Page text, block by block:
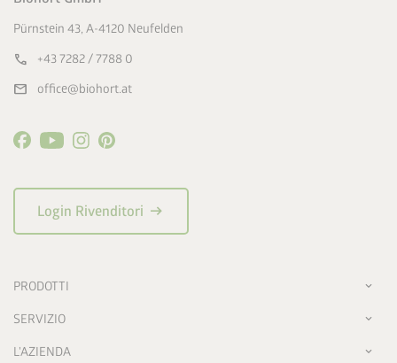
Pürnstein 43, A-4120 Neufelden
call +43 7282 / 7788 0
mail office@biohort.at
Login Rivenditori arrow_right_alt
PRODOTTI
SERVIZIO
L'AZIENDA